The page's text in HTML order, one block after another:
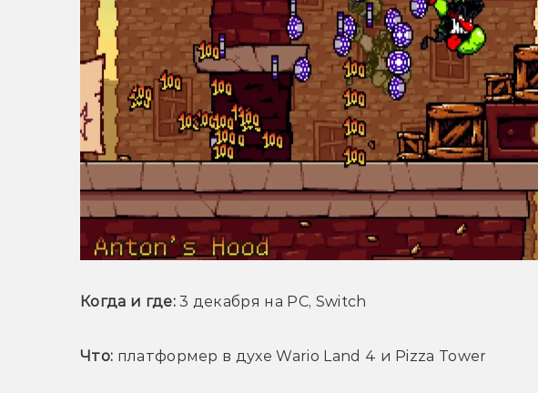
Когда и где: 3 декабря на PC, Switch
Что: платформер в духе Wario Land 4 и Pizza Tower